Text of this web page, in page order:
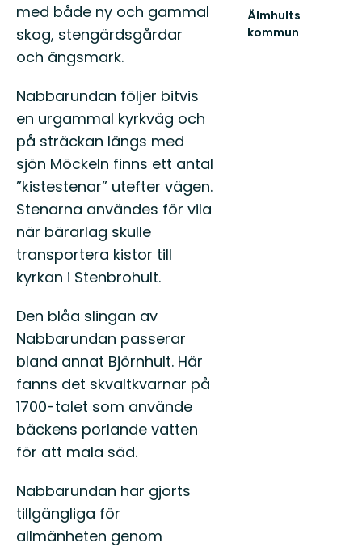
med både ny och gammal
skog, stengärdsgårdar
och ängsmark.
Nabbarundan följer bitvis
en urgammal kyrkväg och
på sträckan längs med
sjön Möckeln finns ett antal
”kistestenar” utefter vägen.
Stenarna användes för vila
när bärarlag skulle
transportera kistor till
kyrkan i Stenbrohult.
Den blåa slingan av
Nabbarundan passerar
bland annat Björnhult. Här
fanns det skvaltkvarnar på
1700-talet som använde
bäckens porlande vatten
för att mala säd.
Nabbarundan har gjorts
tillgängliga för
allmänheten genom
Älmhults
kommun